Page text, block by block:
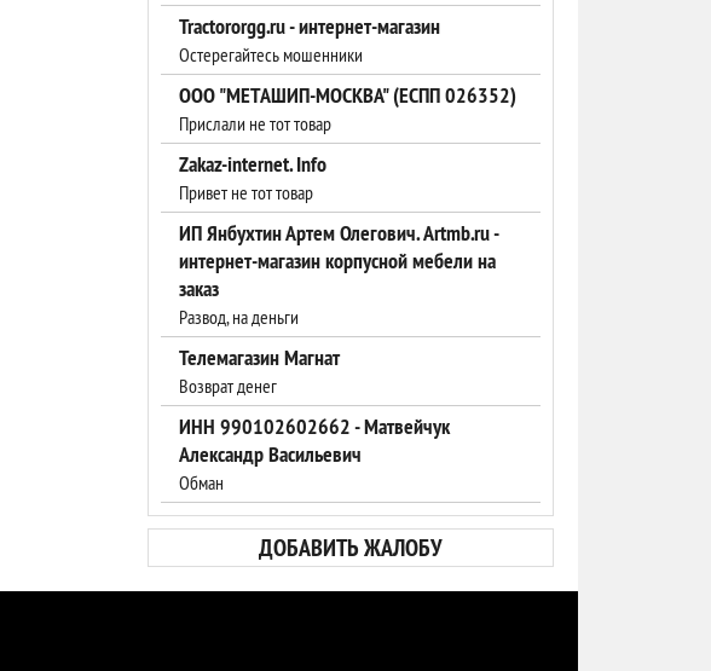
Tractororgg.ru - интернет-магазин
Остерегайтесь мошенники
ООО "МЕТАШИП-МОСКВА" (ЕСПП 026352)
Прислали не тот товар
Zakaz-internet. Info
Привет не тот товар
ИП Янбухтин Артем Олегович. Artmb.ru -
интернет-магазин корпусной мебели на
заказ
Развод, на деньги
Телемагазин Магнат
Возврат денег
ИНН 990102602662 - Матвейчук
Александр Васильевич
Обман
ДОБАВИТЬ ЖАЛОБУ